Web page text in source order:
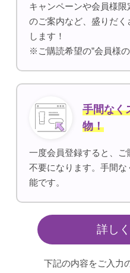
キャンペーンや会員様
のご案内など、盛りだ
します！
※ご購読希望の”会員様
手間なく
物！
一度会員登録すると、
不要になります。手間
能です。
詳しく
下記の内容をご入力